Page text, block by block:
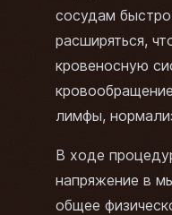
сосудам
расширяться,
кровеносную
лимфы,
В ходе
напряжение в
общее